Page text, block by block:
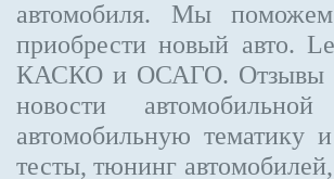
автомобиля. Мы
приобрести новый авто.
КАСКО и ОСАГО. Отзывы
новости
автомобильную тематику
тесты, тюнинг